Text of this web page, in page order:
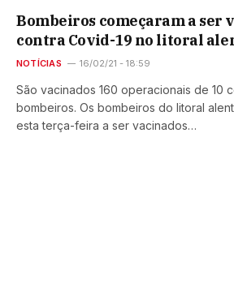
Bombeiros começaram a ser
contra Covid-19 no litoral
NOTÍCIAS 16/02/21 - 18:59
São vacinados 160 operacionais de 10
bombeiros. Os bombeiros do litoral
esta terça-feira a ser vacinados…